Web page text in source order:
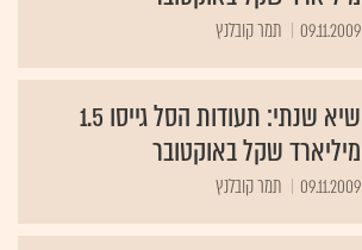
09.11.2009 תמר קובלנץ
שיא שנתי: תעודות הסל גייסו 1.5
מיליארד שקל באוקטובר
09.11.2009 תמר קובלנץ